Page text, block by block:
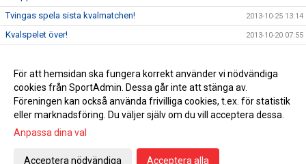
Tvingas spela sista kvalmatchen! 2013-10-25 13:14
Kvalspelet över! 2013-10-20 07:55
Länk Skånska Dagbladet. 2013-10-06 10:50
Nu väntar kval till div 3!!! 2013-10-06 09:57
Gå till Webbversion
För att hemsidan ska fungera korrekt använder vi nödvändiga
cookies från SportAdmin. Dessa går inte att stänga av.
Föreningen kan också använda frivilliga cookies, t.ex. för statistik
eller marknadsföring. Du väljer själv om du vill acceptera dessa.
Anpassa dina val
Acceptera nödvändiga Acceptera alla